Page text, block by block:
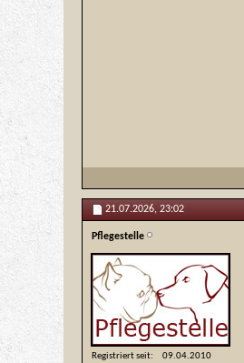
21.07.2026, 23:02
Pflegestelle
Registriert seit
09.04.2010